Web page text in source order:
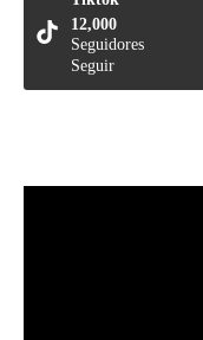
12,000
Seguidores
Seguir